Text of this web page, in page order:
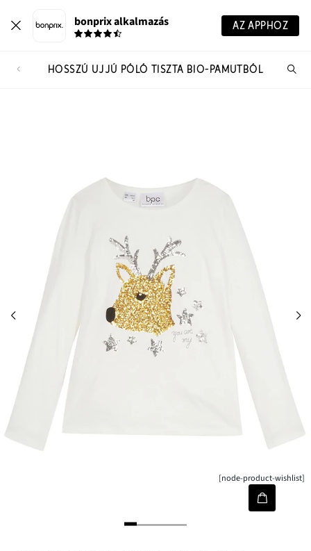
bonprix alkalmazás AZ APPHOZ
HOSSZÚ UJJÚ PÓLÓ TISZTA BIO-PAMUTBÓL
[node-product-wishlist]